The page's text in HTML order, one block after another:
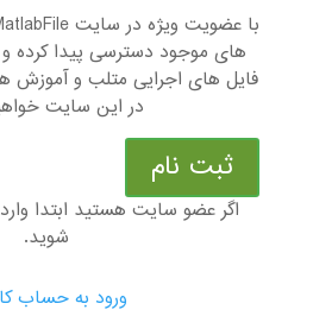
های موجود دسترسی پیدا کرده و
فایل های اجرایی متلب و آموزش
در این سایت
ثبت نام
اگر عضو سایت هستید ابتدا
شوید.
ورود به حساب